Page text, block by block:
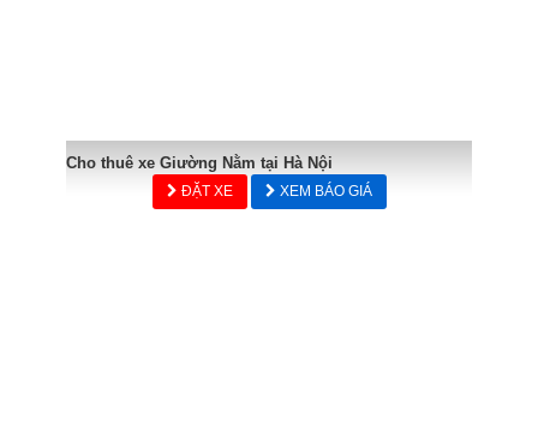
Cho thuê xe Giường Nằm tại Hà Nội
ĐẶT XE XEM BÁO GIÁ